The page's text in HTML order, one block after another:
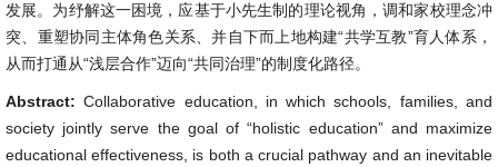
发展。为纾解这一困境，应基于小先生制的理论视角，调和家校理念冲
突、重塑协同主体角色关系、并自下而上地构建“共学互教”育人体系，
从而打通从“浅层合作”迈向“共同治理”的制度化路径。
Abstract:Collaborative education, in which schools, families, and
society jointly serve the goal of “holistic education” and maximize
educational effectiveness, is both a crucial pathway and an inevitable